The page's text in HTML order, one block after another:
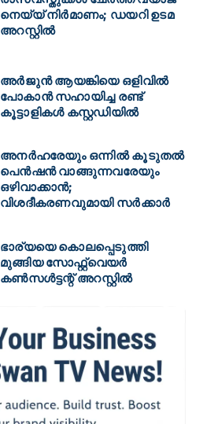
നെയ്യ് നിർമാണം; ഡയറി ഉടമ
അറസ്റ്റിൽ
അർജുൻ ആയങ്കിയെ ഒളിവില്‍
പോകാൻ സഹായിച്ച രണ്ട്
കൂട്ടാളികൾ കസ്റ്റഡിയിൽ
അനർഹരേയും ഒന്നിൽ കൂടുതൽ
പെൻഷൻ വാങ്ങുന്നവരേയും
ഒഴിവാക്കാൻ‌;
വിശദീകരണവുമായി സർക്കാർ
ഭാര്യയെ കൊലപ്പെടുത്തി
മുങ്ങിയ സോഫ്റ്റ്‌വെയർ
കൺസൾട്ടന്റ് അറസ്റ്റിൽ